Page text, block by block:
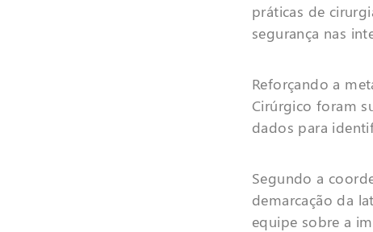
práticas de
segurança nas
Reforçando a
Cirúrgico foram
dados para
Segundo a
demarcação da
equipe sobre a